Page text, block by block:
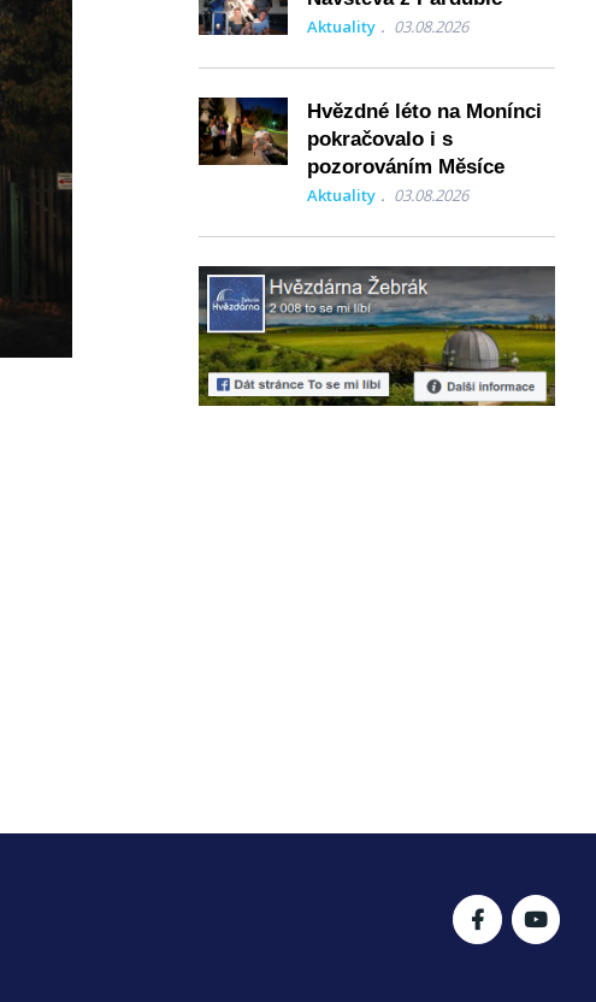
Aktuality 03.08.2026
Hvězdné léto na Monínci
pokračovalo i s
pozorováním Měsíce
Aktuality 03.08.2026